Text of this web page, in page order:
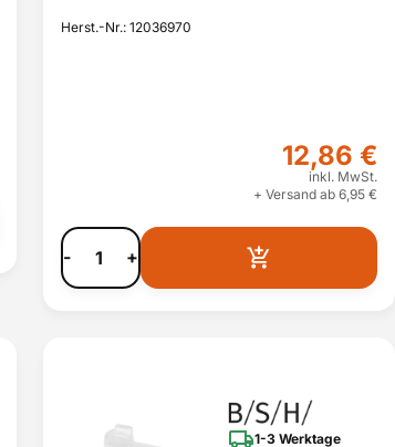
Herst.-Nr.: 12036970
12,86 €
inkl. MwSt.
+ Versand ab 6,95 €
- +
1-3 Werktage